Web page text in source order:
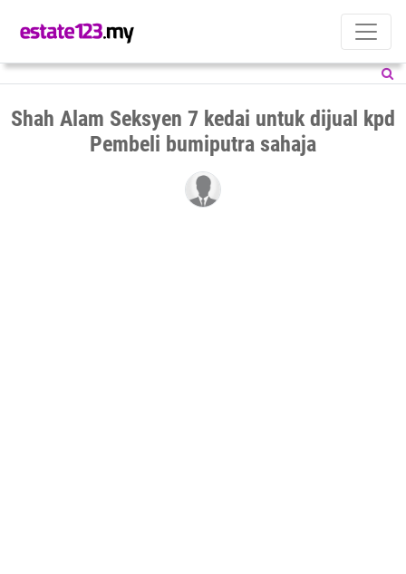
Shah Alam Seksyen 7 kedai untuk dijual kpd
Pembeli bumiputra sahaja